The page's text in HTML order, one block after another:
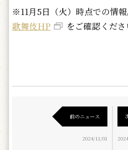
※11月5日（火）時点での情
歌舞伎HP
をご確認くださ
前のニュース
2024/11/01